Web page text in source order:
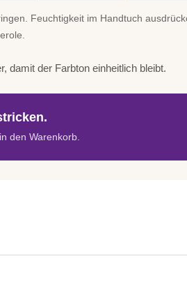
Feuchtigkeit im Handtuch
damit der Farbton einheitlich bleibt.
den Warenkorb.